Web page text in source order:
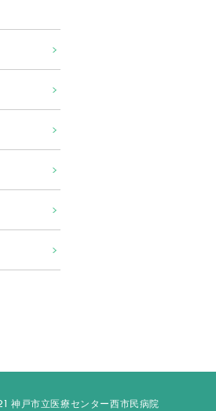
神戸市立医療センター西市民病院